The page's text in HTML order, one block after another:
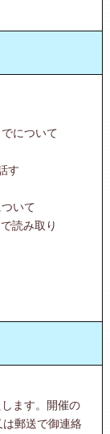
について
す
いて
読み取り
ます。開催の
郵送で御連絡